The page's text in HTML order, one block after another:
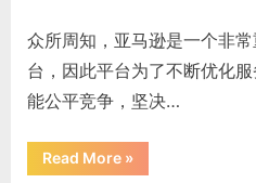
众所周知，亚马逊是一个非
台，因此平台为了不断优化
能公平竞争，坚决…
Read More“如
何
»